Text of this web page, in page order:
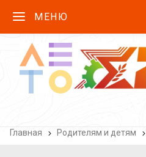
МЕНЮ
Главная Родителям и детям